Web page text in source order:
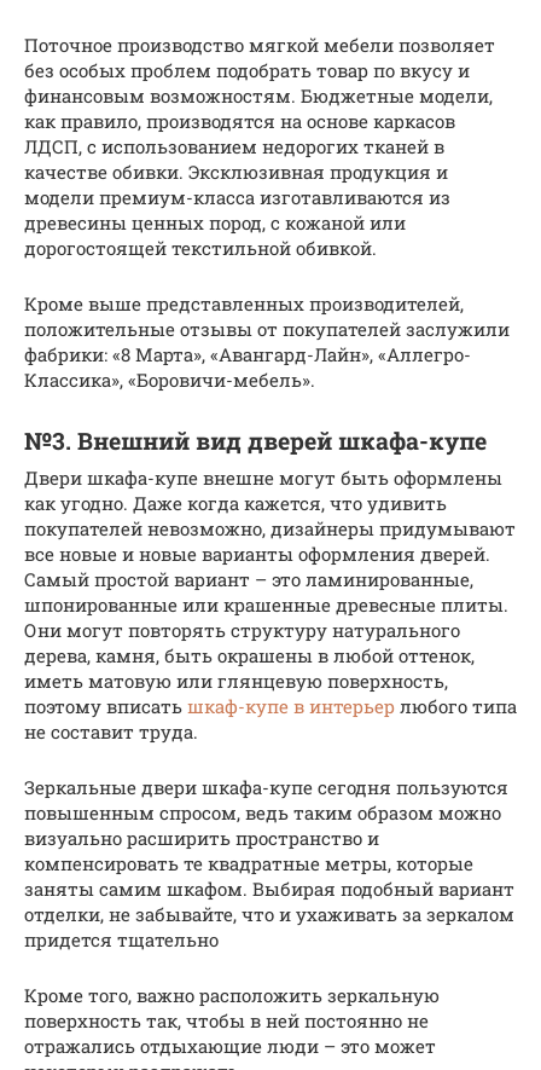
Поточное производство мягкой мебели позволяет
без особых проблем подобрать товар по вкусу и
финансовым возможностям. Бюджетные модели,
как правило, производятся на основе каркасов
ЛДСП, с использованием недорогих тканей в
качестве обивки. Эксклюзивная продукция и
модели премиум-класса изготавливаются из
древесины ценных пород, с кожаной или
дорогостоящей текстильной обивкой.
Кроме выше представленных производителей,
положительные отзывы от покупателей заслужили
фабрики: «8 Марта», «Авангард-Лайн», «Аллегро-
Классика», «Боровичи-мебель».
№3. Внешний вид дверей шкафа-купе
Двери шкафа-купе внешне могут быть оформлены
как угодно. Даже когда кажется, что удивить
покупателей невозможно, дизайнеры придумывают
все новые и новые варианты оформления дверей.
Самый простой вариант – это ламинированные,
шпонированные или крашенные древесные плиты.
Они могут повторять структуру натурального
дерева, камня, быть окрашены в любой оттенок,
иметь матовую или глянцевую поверхность,
поэтому вписать шкаф-купе в интерьер любого типа
не составит труда.
Зеркальные двери шкафа-купе сегодня пользуются
повышенным спросом, ведь таким образом можно
визуально расширить пространство и
компенсировать те квадратные метры, которые
заняты самим шкафом. Выбирая подобный вариант
отделки, не забывайте, что и ухаживать за зеркалом
придется тщательно
Кроме того, важно расположить зеркальную
поверхность так, чтобы в ней постоянно не
отражались отдыхающие люди – это может